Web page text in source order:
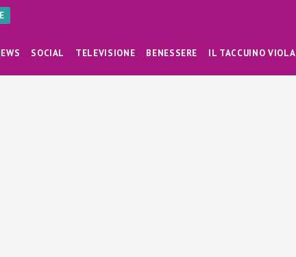
SOCIAL TELEVISIONE BENESSERE IL TACCUINO VIOLA